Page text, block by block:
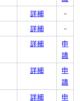
詳細 -
詳細 -
詳細
申
請
詳細
申
請
詳細
申